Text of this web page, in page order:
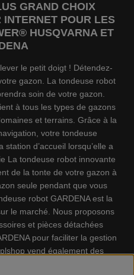
GRAND CHOIX
INTERNET POUR LES
HUSQVARNA ET
le petit doigt ! Détendez-
gazon. La tondeuse robot
soin de votre gazon.
à tous les types de gazons
et terrains. Grâce à la
votre tondeuse
d’accueil lorsqu’elle a
La tondeuse robot innovante
de la tonte de votre gazon à
seule pendant que vous
robot GARDENA est la
le marché. Nous proposons
et pièces détachées
pour faciliter la gestion
vend également des